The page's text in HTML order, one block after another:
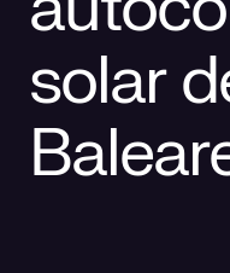
Media
solar